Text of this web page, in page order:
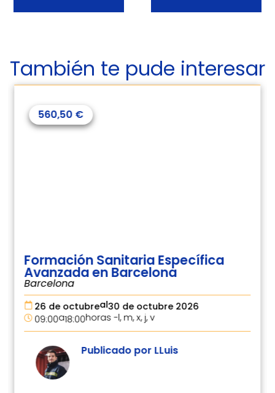
También te pude interesar
560,50 €
Formación Sanitaria Específica
Avanzada en Barcelona
Barcelona
09:00a18:00horas -l, m, x, j, v
26 de octubreal30 de octubre 2026
Publicado por LLuis